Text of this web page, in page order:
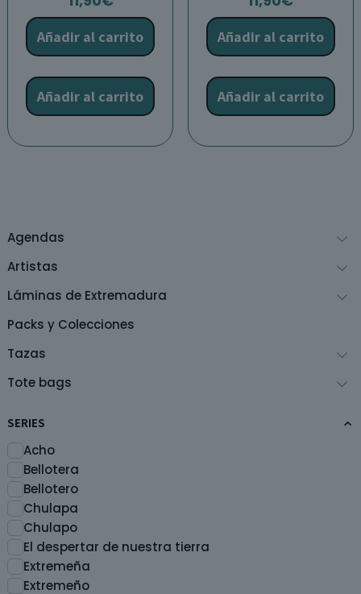
Agendas
Artistas
Láminas de Extremadura
Packs y Colecciones
Tazas
Tote bags
SERIES
Acho
Bellotera
Bellotero
Chulapa
Chulapo
El despertar de nuestra tierra
Extremeña
Extremeño
Añadir al carrito
Añadir al carrito
Añadir al carrito
Añadir al carrito